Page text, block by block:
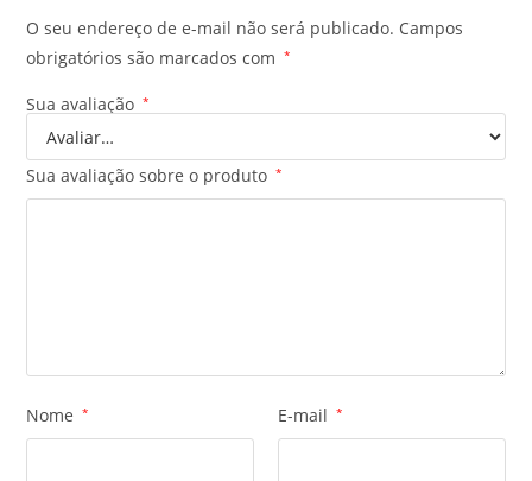
O seu endereço de e-mail não será publicado. Campos
obrigatórios são marcados com
*
Sua avaliação *
Sua avaliação sobre o produto *
Nome * E-mail *